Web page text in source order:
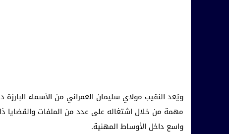
ويُعد النقيب مولاي سليمان العمراني من الأسماء
مهمة من خلال اشتغاله على عدد من الملفات والقضايا
واسع داخل الأوساط المهنية.